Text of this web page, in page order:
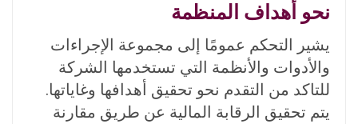
نحو أهداف المنظمة
يشير التحكم عمومًا إلى مجموعة الإجراءات
والأدوات والأنظمة التي تستخدمها الشركة
للتاكد من التقدم نحو تحقيق أهدافها وغاياتها.
يتم تحقيق الرقابة المالية عن طريق مقارنة